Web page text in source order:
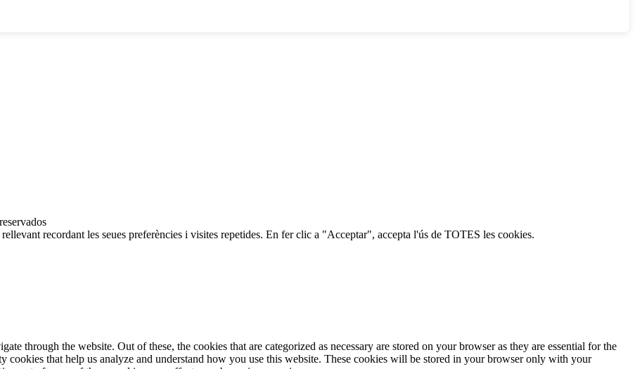
recordant les seues preferències i visites repetides. En fer clic a "Acceptar", accepta l'ús de TOTES les cookies.
through the website. Out of these, the cookies that are categorized as necessary are stored on your browser as they are essential for the
that help us analyze and understand how you use this website. These cookies will be stored in your browser only with your